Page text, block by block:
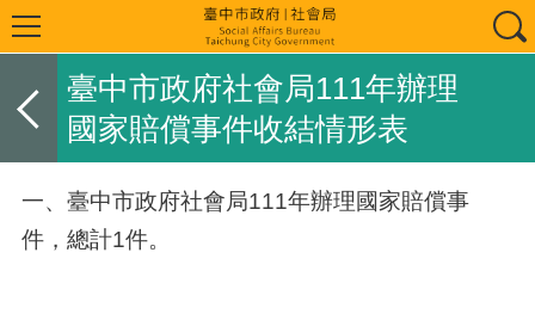
臺中市政府社會局111年辦理
國家賠償事件收結情形表
一、臺中市政府社會局111年辦理國家賠償事
件，總計1件。